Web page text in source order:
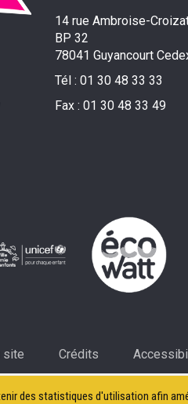
des statistiques d'utilisation afin
14 rue Ambroise-
BP 32
78041 Guyancourt
Tél : 01 30 48 33 33
Fax : 01 30 48 33 49
site Crédits